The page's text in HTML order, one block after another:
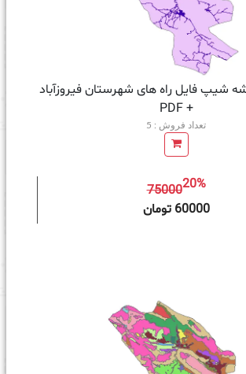
شیپ فایل راه های شهرستان فیروزآباد
+ PDF
تعداد فروش : 5
7500020%
60000 تومان